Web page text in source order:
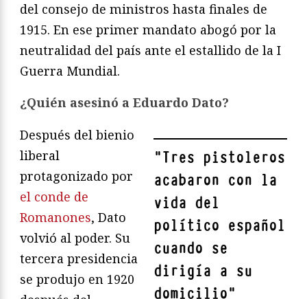
del consejo de ministros hasta finales de
1915. En ese primer mandato abogó por la
neutralidad del país ante el estallido de la I
Guerra Mundial.
¿Quién asesinó a Eduardo Dato?
"Tres pistoleros
acabaron con la
vida del
político español
cuando se
dirigía a su
domicilio"
Después del bienio
liberal
protagonizado por
el conde de
Romanones, Dato
volvió al poder. Su
tercera presidencia
se produjo en 1920